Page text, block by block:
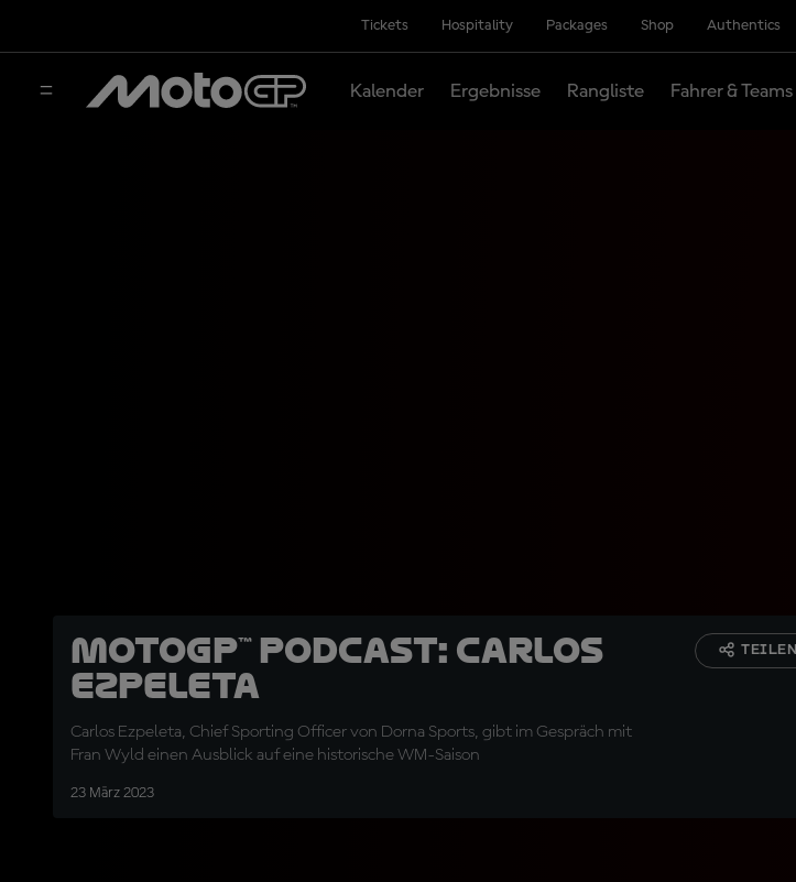
Tickets Hospitality Packages Shop Authentics
Kalender Ergebnisse Rangliste Fahrer & Teams
MotoGP™ Podcast: Carlos
Ezpeleta
Carlos Ezpeleta, Chief Sporting Officer von Dorna Sports, gibt im Gespräch mit
Fran Wyld einen Ausblick auf eine historische WM-Saison
23 März 2023
TEILEN